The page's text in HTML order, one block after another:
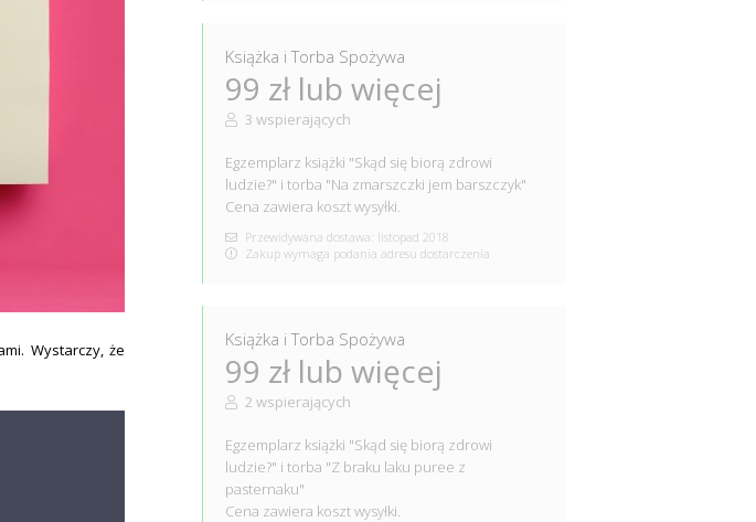
Wystarczy, że
Książka i Torba Spożywa
99 zł lub więcej
3 wspierających
Egzemplarz książki "Skąd się biorą zdrowi
ludzie?" i torba "Na zmarszczki jem barszczyk"
Cena zawiera koszt wysyłki.
Przewidywana dostawa: listopad 2018
Zakup wymaga podania adresu dostarczenia
Książka i Torba Spożywa
99 zł lub więcej
2 wspierających
Egzemplarz książki "Skąd się biorą zdrowi
ludzie?" i torba "Z braku laku puree z
pasternaku"
Cena zawiera koszt wysyłki.